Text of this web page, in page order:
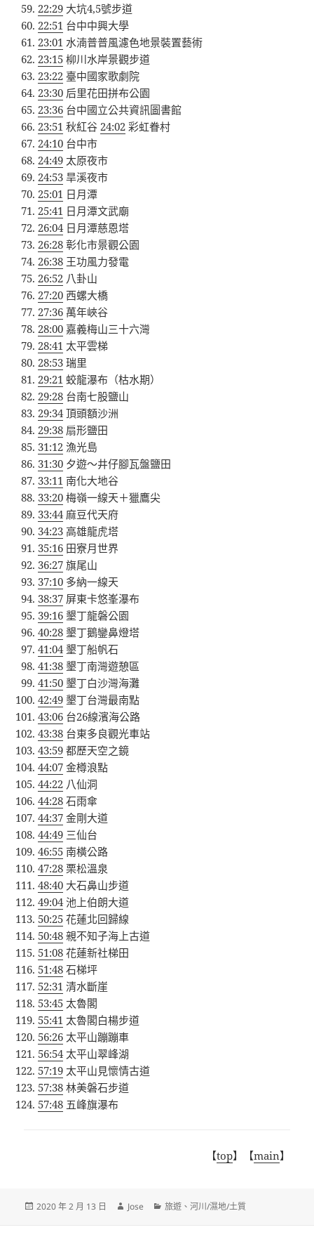
22:29 大坑4,5號步道
22:51 台中中興大學
23:01 水湳普普風濾色地景裝置藝術
23:15 柳川水岸景觀步道
23:22 臺中國家歌劇院
23:30 后里花田拼布公園
23:36 台中國立公共資訊圖書館
23:51 秋紅谷 24:02 彩虹眷村
24:10 台中市
24:49 太原夜市
24:53 旱溪夜市
25:01 日月潭
25:41 日月潭文武廟
26:04日月潭慈恩塔
26:28 彰化市景觀公園
26:38 王功風力發電
26:52 八卦山
27:20 西螺大橋
27:36 萬年峽谷
28:00 嘉義梅山三十六灣
28:41 太平雲梯
28:53 瑞里
29:21 蛟龍瀑布（枯水期）
29:28 台南七股鹽山
29:34頂頭額沙洲
29:38 扇形鹽田
31:12 漁光島
31:30 夕遊～井仔腳瓦盤鹽田
33:11 南化大地谷
33:20 梅嶺一線天＋獵鷹尖
33:44麻豆代天府
34:23 高雄龍虎塔
35:16 田寮月世界
36:27 旗尾山
37:10 多納一線天
38:37 屏東卡悠峯瀑布
39:16 墾丁龍磐公園
40:28 墾丁鵝鑾鼻燈塔
41:04墾丁船帆石
41:38 墾丁南灣遊憩區
41:50 墾丁白沙灣海灘
42:49 墾丁台灣最南點
43:06 台26線濱海公路
43:38 台東多良觀光車站
43:59 都歷天空之鏡
44:07 金樽浪點
44:22 八仙洞
44:28 石雨傘
44:37 金剛大道
44:49 三仙台
46:55 南橫公路
47:28 栗松溫泉
48:40 大石鼻山步道
49:04池上伯朗大道
50:25 花蓮北回歸線
50:48 親不知子海上古道
51:08 花蓮新社梯田
51:48 石梯坪
52:31 清水斷崖
53:45 太魯閣
55:41 太魯閣白楊步道
56:26 太平山蹦蹦車
56:54太平山翠峰湖
57:19 太平山見懷情古道
57:38 林美磐石步道
57:48 五峰旗瀑布
【top】【main】
發
2020 年 2 月 13 日
作
Jose
分
旅遊 、河川/濕地/土質